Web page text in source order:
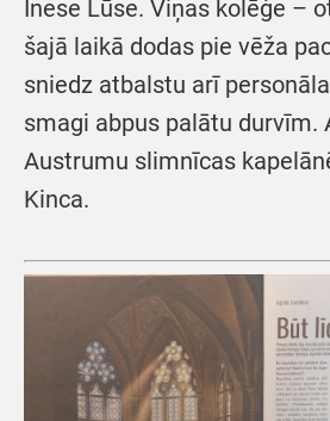
Inese Lūse. Viņas kolēģe –
šajā laikā dodas pie vēža
sniedz atbalstu arī
smagi abpus palātu durvīm.
Austrumu slimnīcas
Kinca.